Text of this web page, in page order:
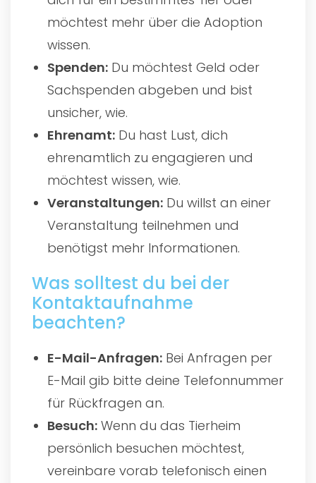
möchtest mehr über die Adoption
wissen.
Spenden: Du möchtest Geld oder
Sachspenden abgeben und bist
unsicher, wie.
Ehrenamt: Du hast Lust, dich
ehrenamtlich zu engagieren und
möchtest wissen, wie.
Veranstaltungen: Du willst an einer
Veranstaltung teilnehmen und
benötigst mehr Informationen.
Was solltest du bei der
Kontaktaufnahme
beachten?
E-Mail-Anfragen: Bei Anfragen per
E-Mail gib bitte deine Telefonnummer
für Rückfragen an.
Besuch: Wenn du das Tierheim
persönlich besuchen möchtest,
vereinbare vorab telefonisch einen